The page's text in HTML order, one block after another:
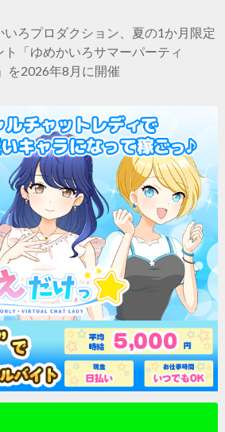
いろプロダクション、夏の1か月限定
ト「ゆめかいろサマーパーティ
を2026年8月に開催